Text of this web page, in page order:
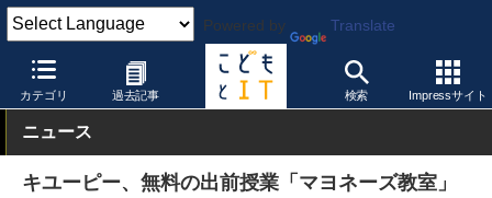
Powered by Translate
カテゴリ 過去記事 検索 Impressサイト
こどもとIT イベント・セミナー
ニュース
キユーピー、無料の出前授業「マヨネーズ教室」